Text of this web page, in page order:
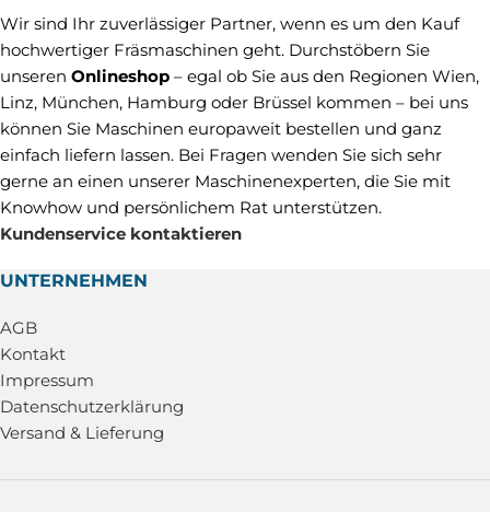
Wir sind Ihr zuverlässiger Partner, wenn es um den Kauf
hochwertiger Fräsmaschinen geht. Durchstöbern Sie
unseren Onlineshop – egal ob Sie aus den Regionen Wien,
Linz, München, Hamburg oder Brüssel kommen – bei uns
können Sie Maschinen europaweit bestellen und ganz
einfach liefern lassen. Bei Fragen wenden Sie sich sehr
gerne an einen unserer Maschinenexperten, die Sie mit
Knowhow und persönlichem Rat unterstützen.
Kundenservice kontaktieren
UNTERNEHMEN
AGB
Kontakt
Impressum
Datenschutzerklärung
Versand & Lieferung